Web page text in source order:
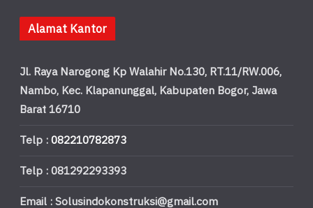
Alamat Kantor
Jl. Raya Narogong Kp Walahir No.130, RT.11/RW.006,
Nambo, Kec. Klapanunggal, Kabupaten Bogor, Jawa
Barat 16710
Telp :082210782873
Telp : 081292293393
Email : Solusindokonstruksi@gmail.com